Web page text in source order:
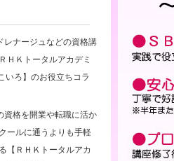
レナージュなどの資格講
ＨＫトータルアカデミ
いろ】のお役立ちコラ
資格を開業や転職に活か
ールに通うよりも手軽
【ＲＨＫトータルアカ